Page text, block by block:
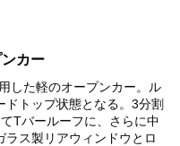
カー
した軽のオープンカー。ル
ドトップ状態となる。3分割
Tバールーフに、さらに中
ス製リアウィンドウとロ